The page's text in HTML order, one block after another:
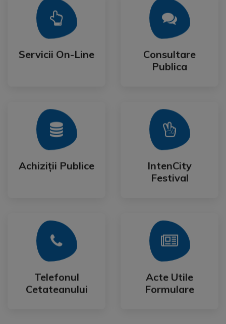
Servicii On-Line
Servicii On-Line
Mai Mult
Consultare
Publica
Consultare
Publica
Mai Mult
Achiziții Publice
Achiziții Publice
Mai Mult
IntenCity
Festival
IntenCity
Festival
Mai Mult
Telefonul
Cetateanului
Telefonul
Cetateanului
Mai Mult
Acte Utile
Formulare
Acte Utile
Formulare
Mai Mult